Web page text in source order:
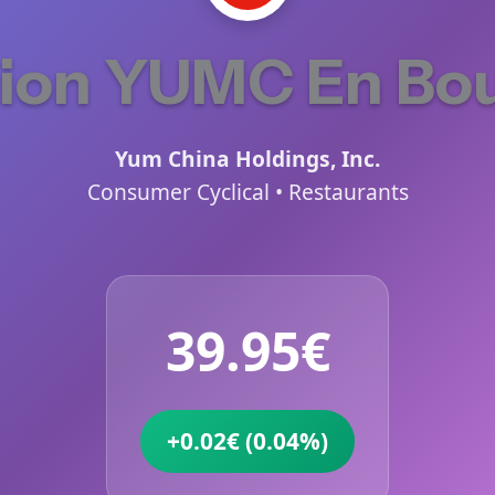
YUMC En
Yum China Holdings, Inc.
Consumer Cyclical • Restaurants
39.95€
+0.02€ (0.04%)